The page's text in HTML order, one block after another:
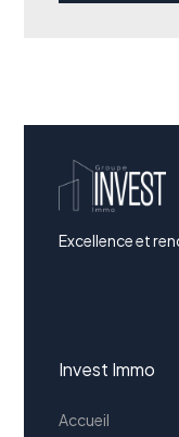
Excellence et
Invest Immo
Accueil